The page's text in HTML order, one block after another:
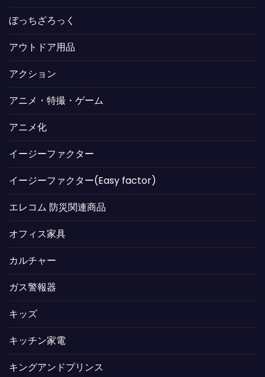
ぼっちざろっく
アウトドア用品
アクション
アニメ・特撮・ゲーム
アニメ化
イージーファクター
イージーファクター(Easy factor)
エレコム 防災関連商品
オフィス家具
カルチャー
ガス警報器
キッズ
キッチン家電
キングアンドプリンス